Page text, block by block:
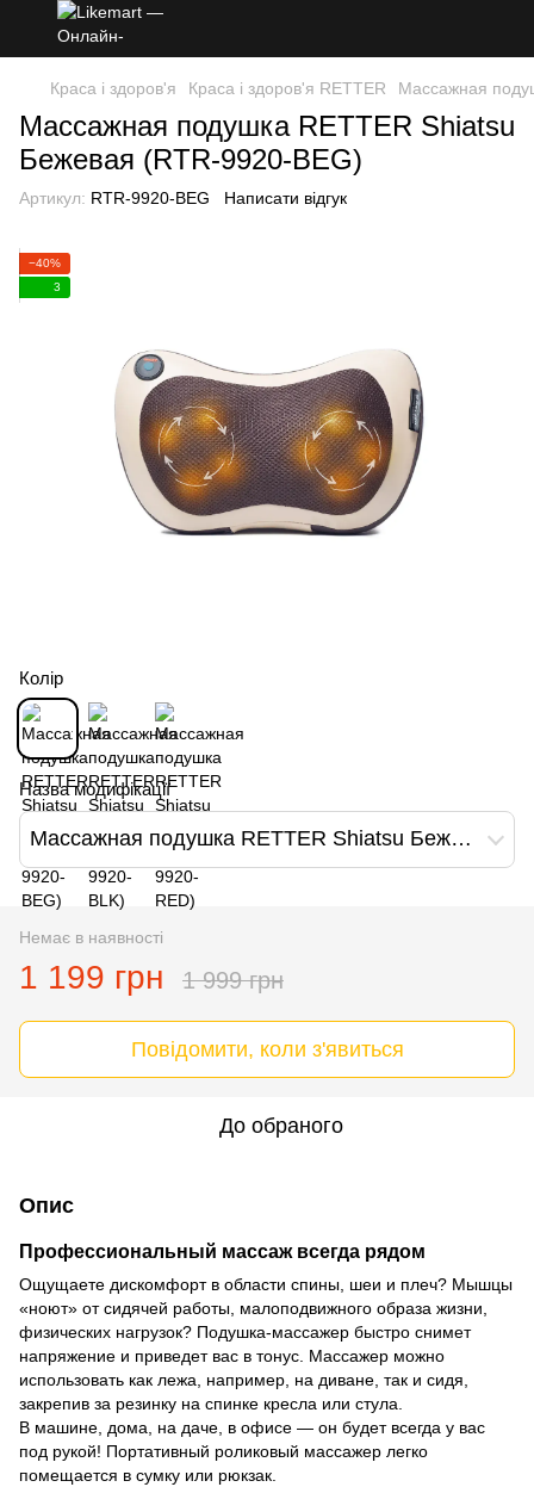
Краса і здоров'я Краса і здоров'я RETTER Массажная
Массажная подушка RETTER Shiatsu
Бежевая (RTR-9920-BEG)
Артикул: RTR-9920-BEG Написати відгук
−40%
3
Колір
Назва модифікації
Массажная подушка RETTER Shiatsu Бежевая (RTR-9920-BEG)
Немає в наявності
1 199 грн 1 999 грн
Повідомити, коли з'явиться
До обраного
Опис
Профессиональный массаж всегда рядом
Ощущаете дискомфорт в области спины, шеи и плеч? Мышцы
«ноют» от сидячей работы, малоподвижного образа жизни,
физических нагрузок? Подушка-массажер быстро снимет
напряжение и приведет вас в тонус. Массажер можно
использовать как лежа, например, на диване, так и сидя,
закрепив за резинку на спинке кресла или стула.
В машине, дома, на даче, в офисе — он будет всегда у вас
под рукой! Портативный роликовый массажер легко
помещается в сумку или рюкзак.